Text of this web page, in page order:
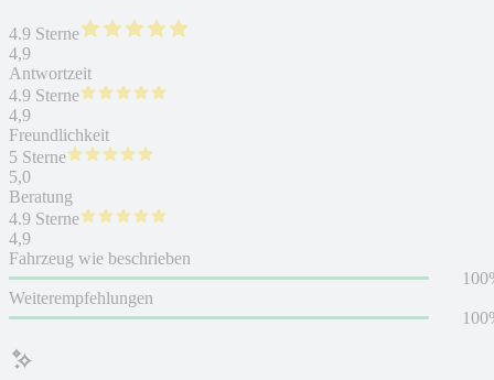
4.9 Sterne
4,9
Antwortzeit
4.9 Sterne
4,9
Freundlichkeit
5 Sterne
5,0
Beratung
4.9 Sterne
4,9
Fahrzeug wie beschrieben
Weiterempfehlungen